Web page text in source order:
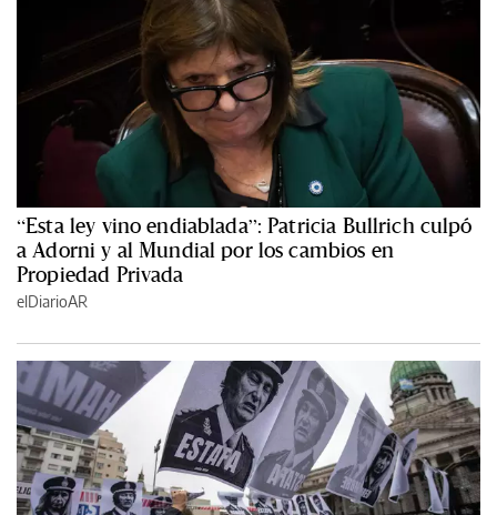
“Esta ley vino endiablada”: Patricia Bullrich culpó
a Adorni y al Mundial por los cambios en
Propiedad Privada
elDiarioAR